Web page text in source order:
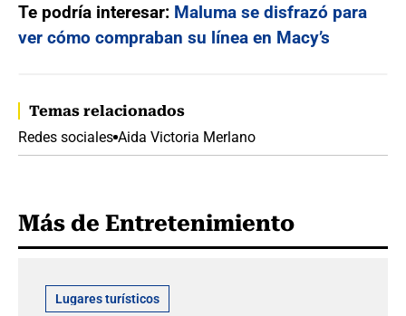
Te podría interesar: Maluma se disfrazó para
ver cómo compraban su línea en Macy’s
Temas relacionados
Redes sociales Aida Victoria Merlano
Más de Entretenimiento
Lugares turísticos